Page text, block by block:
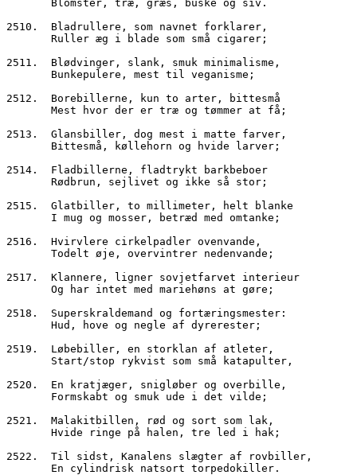
       Blomster, træ, græs, buske og siv.
2510.  Bladrullere, som navnet forklarer,
       Ruller æg i blade som små cigarer;
2511.  Blødvinger, slank, smuk minimalisme,
       Bunkepulere, mest til veganisme;
2512.  Borebillerne, kun to arter, bittesmå
       Mest hvor der er træ og tømmer at få;
2513.  Glansbiller, dog mest i matte farver,
       Bittesmå, køllehorn og hvide larver;
2514.  Fladbillerne, fladtrykt barkbeboer
       Rødbrun, sejlivet og ikke så stor;
2515.  Glatbiller, to millimeter, helt blanke
       I mug og mosser, betræd med omtanke;
2516.  Hvirvlere cirkelpadler ovenvande,
       Todelt øje, overvintrer nedenvande;
2517.  Klannere, ligner sovjetfarvet interieur
       Og har intet med mariehøns at gøre;
2518.  Superskraldemand og fortæringsmester:
       Hud, hove og negle af dyrerester;
2519.  Løbebiller, en storklan af atleter,
       Start/stop rykvist som små katapulter,
2520.  En kratjæger, snigløber og overbille,
       Formskabt og smuk ude i det vilde;
2521.  Malakitbillen, rød og sort som lak,
       Hvide ringe på halen, tre led i hak;
2522.  Til sidst, Kanalens slægter af rovbiller,
       En cylindrisk natsort torpedokiller.